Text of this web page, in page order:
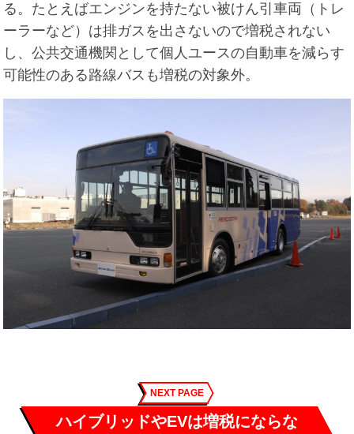
る。たとえばエンジンを持たない被けん引車両（トレ
ーラーなど）は排ガスを出さないので増税されない
し、公共交通機関として個人ユースの自動車を減らす
可能性のある路線バスも増税の対象外。
NEXT PAGE
ハイブリッドやEVは増税にならな